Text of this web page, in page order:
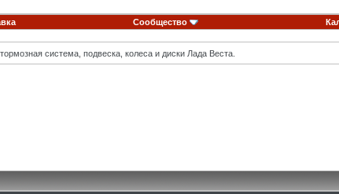
Сообщество
система, подвеска, колеса и диски Лада Веста.